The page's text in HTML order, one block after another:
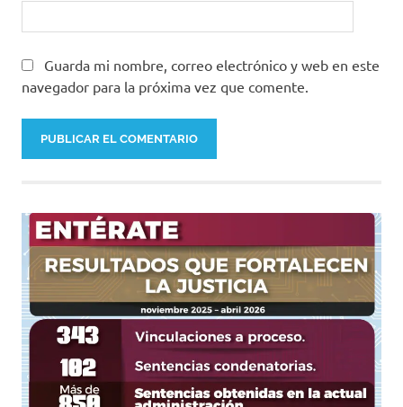
Guarda mi nombre, correo electrónico y web en este
navegador para la próxima vez que comente.